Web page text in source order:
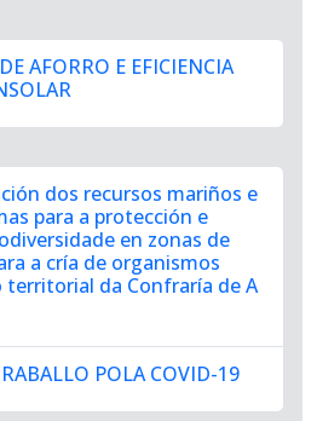
AFORRO E EFICIENCIA
dos recursos mariños e
para a protección e
en zonas de
a cría de organismos
da Confraría de A
POLA COVID-19